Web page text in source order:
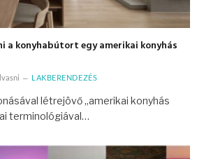
a konyhabútort egy amerikai konyhás
LAKBERENDEZÉS
létrejövő „amerikai konyhás
terminológiával…